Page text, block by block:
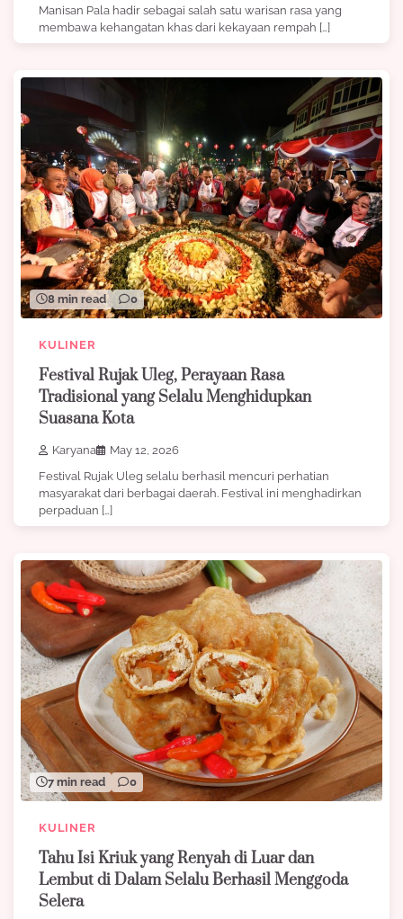
Manisan Pala hadir sebagai salah satu warisan rasa yang
membawa kehangatan khas dari kekayaan rempah […]
8 min read 0
KULINER
Festival Rujak Uleg, Perayaan Rasa
Tradisional yang Selalu Menghidupkan
Suasana Kota
Karyana
May 12, 2026
Festival Rujak Uleg selalu berhasil mencuri perhatian
masyarakat dari berbagai daerah. Festival ini menghadirkan
perpaduan […]
7 min read 0
KULINER
Tahu Isi Kriuk yang Renyah di Luar dan
Lembut di Dalam Selalu Berhasil Menggoda
Selera